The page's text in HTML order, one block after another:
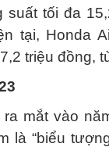
suất tối đa
tại, Honda
triệu đồng,
mắt vào
là “biểu